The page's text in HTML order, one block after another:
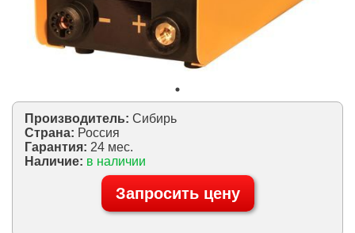
Производитель: Сибирь
Страна: Россия
Гарантия: 24 мес.
Наличие: в наличии
Запросить цену